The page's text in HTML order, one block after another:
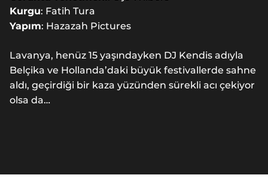
Kurgu: Fatih Tura
Yapım: Hazazah Pictures
Lavanya, henüz 15 yaşındayken DJ Kendis adıyla
Belçika ve Hollanda’daki büyük festivallerde sahne
aldı, geçirdiği bir kaza yüzünden sürekli acı çekiyor
olsa da…